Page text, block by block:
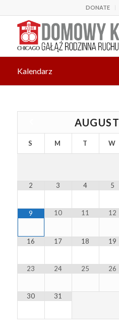
DONATE
Kalendarz
AUGUST
S M T W
2 3 4 5
9 10 11 12
16 17 18 19
23 24 25 26
30 31